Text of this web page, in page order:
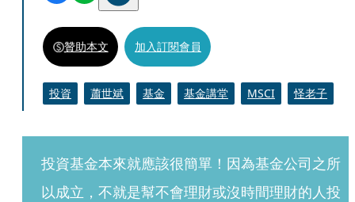
贊助本文 加入訂閱會員
投資 蕭世斌 基金 基金講堂 MSCI 怪老子
投資基金本來就應該很簡單！因為基金公司之所
以成立，不就是幫不會理財或沒時間理財的人投